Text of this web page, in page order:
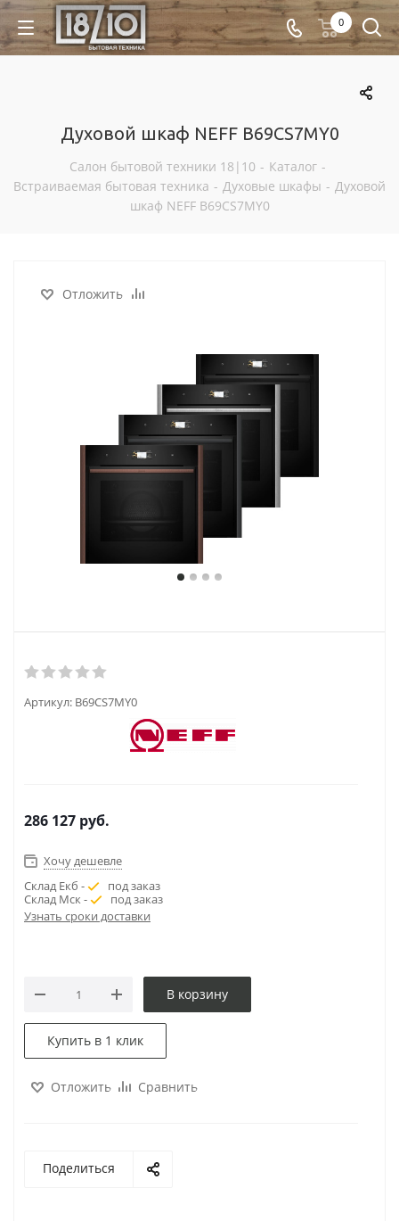
0
Духовой шкаф NEFF B69CS7MY0
Салон бытовой техники 18|10 - Каталог -
Встраиваемая бытовая техника - Духовые шкафы - Духовой
шкаф NEFF B69CS7MY0
Отложить
Артикул: B69CS7MY0
286 127 руб.
Хочу дешевле
Склад Екб -
под заказ
Склад Мск -
под заказ
Узнать сроки доставки
В корзину
Купить в 1 клик
Отложить Сравнить
Поделиться